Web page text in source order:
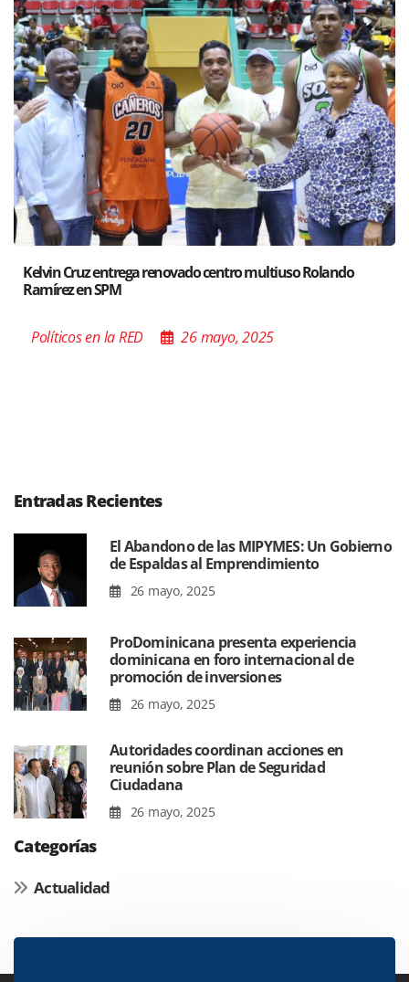
Santiago acoge exposición del Ministro de Cultura sobre
Poder de las Buenas Palabras”
Políticos en la RED 26 mayo, 2025
Entradas Recientes
El Abandono de las MIPYMES: Un Gobierno
de Espaldas al Emprendimiento
26 mayo, 2025
ProDominicana presenta experiencia
dominicana en foro internacional de
promoción de inversiones
26 mayo, 2025
Autoridades coordinan acciones en
reunión sobre Plan de Seguridad
Ciudadana
26 mayo, 2025
Categorías
Actualidad